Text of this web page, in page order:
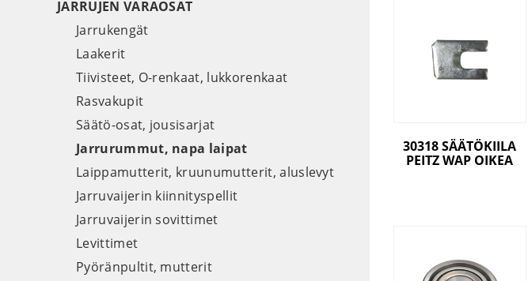
30318 SÄÄTÖKIILA
PEITZ WAP OIKEA
JARRUJEN VARAOSAT
Jarrukengät
Laakerit
Tiivisteet, O-renkaat, lukkorenkaat
Rasvakupit
Säätö-osat, jousisarjat
Jarrurummut, napa laipat
Laippamutterit, kruunumutterit, aluslevyt
Jarruvaijerin kiinnityspellit
Jarruvaijerin sovittimet
Levittimet
Pyöränpultit, mutterit